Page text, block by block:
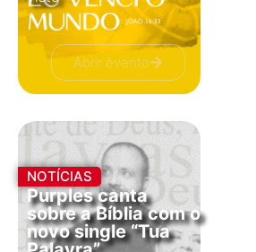
Abrir evento
NOTÍCIAS
Purples canta
sobre a Bíblia com o
novo single “Tua